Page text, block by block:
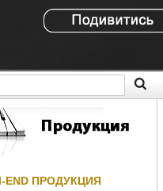
END ПРОДУКЦИЯ